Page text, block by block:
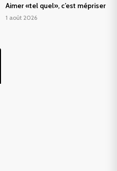
Aimer «tel quel», c’est mépriser
1 août 2026